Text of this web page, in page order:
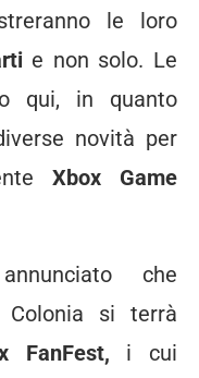
le loro
e non solo. Le
qui, in quanto
novità per
Xbox Game
che
Colonia si terrà
FanFest, i cui